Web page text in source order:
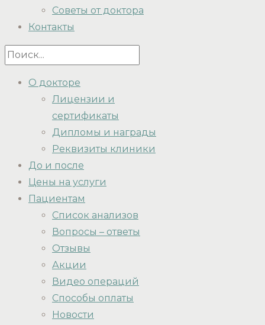
Советы от доктора
Контакты
О докторе
Лицензии и
сертификаты
Дипломы и награды
Реквизиты клиники
До и после
Цены на услуги
Пациентам
Список анализов
Вопросы – ответы
Отзывы
Акции
Видео операций
Способы оплаты
Новости